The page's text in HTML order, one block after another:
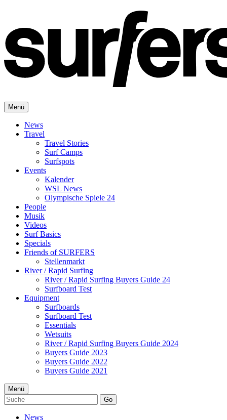
Menü
News
Travel
Travel Stories
Surf Camps
Surfspots
Events
Kalender
WSL News
Olympische Spiele 24
People
Musik
Videos
Surf Basics
Specials
Friends of SURFERS
Stellenmarkt
River / Rapid Surfing
River / Rapid Surfing Buyers Guide 24
Surfboard Test
Equipment
Surfboards
Surfboard Test
Essentials
Wetsuits
River / Rapid Surfing Buyers Guide 2024
Buyers Guide 2023
Buyers Guide 2022
Buyers Guide 2021
Menü
Go
News